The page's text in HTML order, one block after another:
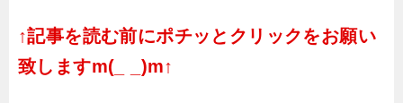
↑記事を読む前にポチッとクリックをお願い
致しますm(_ _)m↑